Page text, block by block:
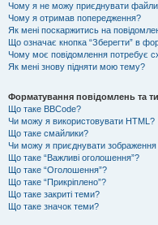
Чому я не можу приєднувати
Чому я отримав попередження?
Як мені поскаржитись на
Що означає кнопка “Зберегти” в
Чому моє повідомлення потребує
Як мені знову підняти мою тему?
Форматування повідомлень та
Що таке BBCode?
Чи можу я використовувати HTML?
Що таке смайлики?
Чи можу я приєднувати зображення
Що таке “Важливі оголошення”?
Що таке “Оголошення”?
Що таке “Прикріплено”?
Що таке закриті теми?
Що таке значок теми?